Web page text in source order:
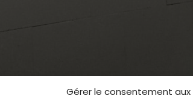
Gérer le consentement aux